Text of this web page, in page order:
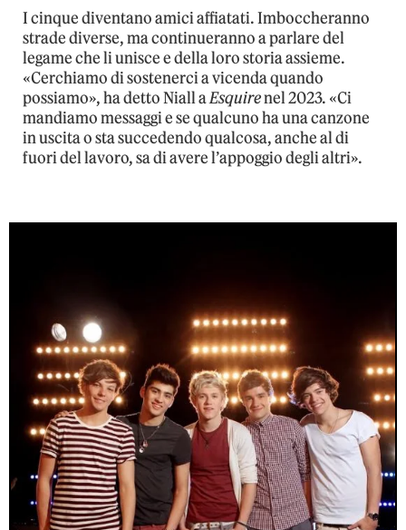
I cinque diventano amici affiatati. Imboccheranno
strade diverse, ma continueranno a parlare del
legame che li unisce e della loro storia assieme.
«Cerchiamo di sostenerci a vicenda quando
possiamo», ha detto Niall aEsquirenel 2023. «Ci
mandiamo messaggi e se qualcuno ha una canzone
in uscita o sta succedendo qualcosa, anche al di
fuori del lavoro, sa di avere l’appoggio degli altri».